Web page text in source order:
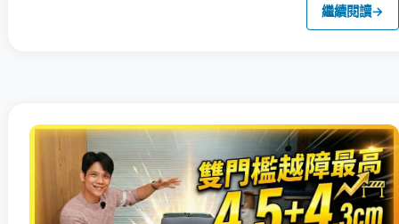
繼續閱讀→